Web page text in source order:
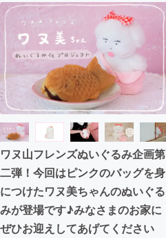
ワヌ山フレンズぬいぐるみ企画第
二弾！今回はピンクのバッグを身
につけたワヌ美ちゃんのぬいぐる
みが登場です♪みなさまのお家に
ぜひお迎えしてあげてください